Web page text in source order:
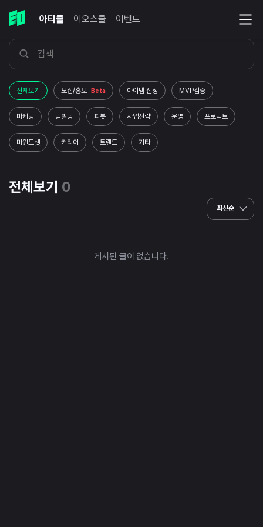
아티클 이오스쿨 이벤트
전체보기 모집/홍보 Beta 아이템 선정 MVP검증
마케팅 팀빌딩 피봇 사업전략 운영 프로덕트
마인드셋 커리어 트렌드 기타
전체보기 0
최신순
게시된 글이 없습니다.